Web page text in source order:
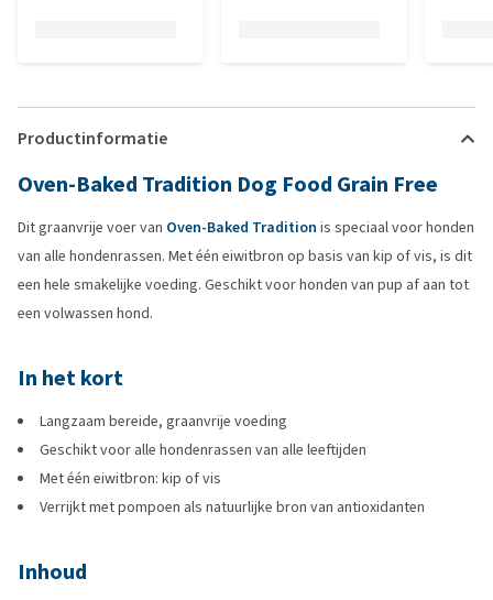
Productinformatie
Oven-Baked Tradition Dog Food Grain Free
Dit graanvrije voer van Oven-Baked Tradition is speciaal voor honden
van alle hondenrassen. Met één eiwitbron op basis van kip of vis, is dit
een hele smakelijke voeding. Geschikt voor honden van pup af aan tot
een volwassen hond.
In het kort
Langzaam bereide, graanvrije voeding
Geschikt voor alle hondenrassen van alle leeftijden
Met één eiwitbron: kip of vis
Verrijkt met pompoen als natuurlijke bron van antioxidanten
Inhoud